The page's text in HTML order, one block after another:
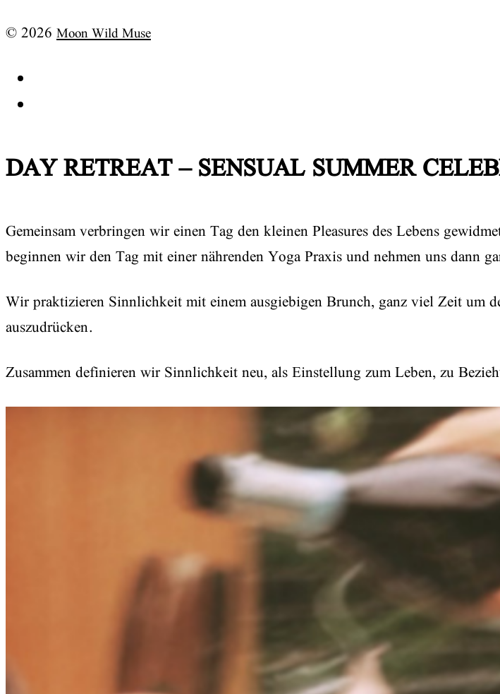
© 2026Moon Wild Muse
DAY RETREAT – SENSUAL SUMMER
Gemeinsam verbringen wir einen Tag den kleinen Pleasures des Lebens
beginnen wir den Tag mit einer nährenden Yoga Praxis und nehmen uns dann
Wir praktizieren Sinnlichkeit mit einem ausgiebigen Brunch, ganz viel Zeit um
auszudrücken.
Zusammen definieren wir Sinnlichkeit neu, als Einstellung zum Leben, zu